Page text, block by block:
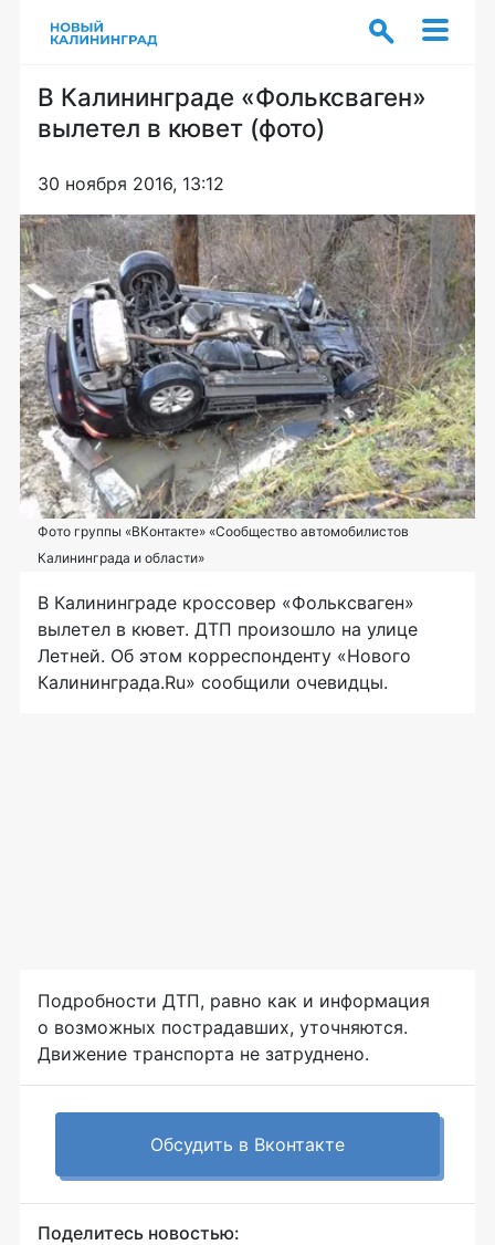
В Калининграде «Фольксваген»
вылетел в кювет (фото)
30 ноября 2016, 13:12
Фото группы «ВКонтакте» «Сообщество автомобилистов
Калининграда и области»
В Калининграде кроссовер «Фольксваген»
вылетел в кювет. ДТП произошло на улице
Летней. Об этом корреспонденту «Нового
Калининграда.Ru» сообщили очевидцы.
Подробности ДТП, равно как и информация
о возможных пострадавших, уточняются.
Движение транспорта не затруднено.
Обсудить в Вконтакте
Поделитесь новостью: